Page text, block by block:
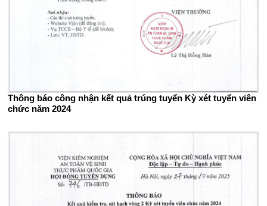
Thông báo công nhận kết quả trúng tuyển Kỳ xét tuyển viên
chức năm 2024